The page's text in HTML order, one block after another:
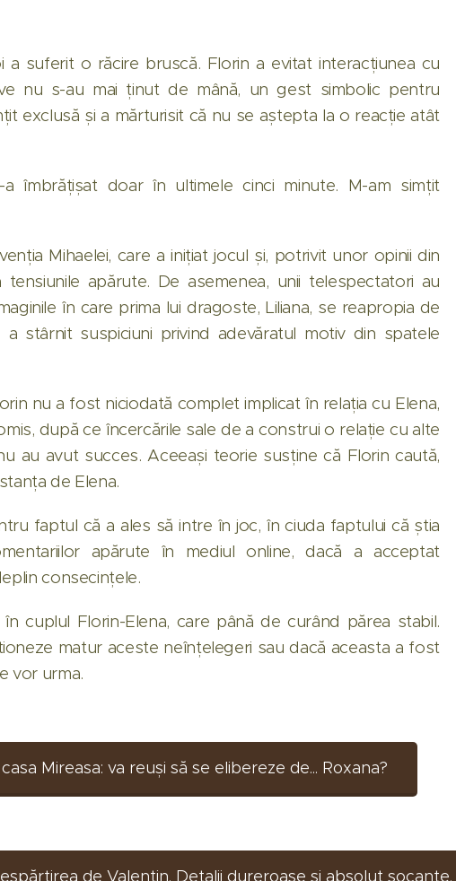
a suferit o răcire bruscă. Florin a evitat interacțiunea cu
nu s-au mai ținut de mână, un gest simbolic pentru
exclusă și a mărturisit că nu se aștepta la o reacție atât
îmbrățișat doar în ultimele cinci minute. M-am simțit
Mihaelei, care a inițiat jocul și, potrivit unor opinii din
apărute. De asemenea, unii telespectatori au
în care prima lui dragoste, Liliana, se reapropia de
stârnit suspiciuni privind adevăratul motiv din spatele
nu a fost niciodată complet implicat în relația cu Elena,
după ce încercările sale de a construi o relație cu alte
au avut succes. Aceeași teorie susține că Florin caută,
de Elena.
faptul că a ales să intre în joc, în ciuda faptului că știa
apărute în mediul online, dacă a acceptat
consecințele.
cuplul Florin-Elena, care până de curând părea stabil.
matur aceste neînțelegeri sau dacă aceasta a fost
vor urma.
Mireasa: va reuși să se elibereze de... Roxana?
de Valentin. Detalii dureroase și absolut șocante.